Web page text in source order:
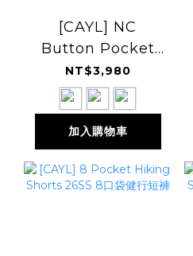
[CAYL] NC
Button Pocket
Shorts 鈕扣口袋短
褲
NT$3,980
加入購物車